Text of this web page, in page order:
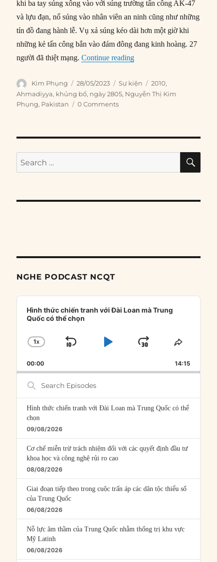
khi ba tay súng xông vào với súng trường tấn công AK-47
và lựu đạn, nổ súng vào nhân viên an ninh cũng như những
tín đồ đang hành lễ. Vụ xả súng kéo dài hơn một giờ khi
những kẻ tấn công bắn vào đám đông đang kinh hoàng. 27
người đã thiệt mạng.Continue reading“28/05/2010: Khủng bố
Author
Kim Phụng
Posted
on
28/05/2023 Categories
Sự kiện Tags
2010,
Ahmadiyya, khủng bố, ngày 2805, Nguyễn Thị Kim
Phụng, Pakistan 0 Comments
Search
for:
NGHE PODCAST NCQT
Audio
Player
Hình thức chiến tranh với Đài Loan mà Trung
Quốc có thể chọn
CHANGE
RATE
1X
SKIP
PLAYJUMP
FORWARD
SHARE
00:00 14:15
Search
Episodes
Hình thức chiến tranh với Đài Loan mà Trung Quốc có thể
chọn
09/08/2026
Cơ chế miễn trừ trách nhiệm đối với các quyết định đầu tư
khoa học và công nghệ rủi ro cao
08/08/2026
Giai đoạn tiếp theo trong cuộc trấn áp các dân tộc thiểu số
của Trung Quốc
06/08/2026
Nỗ lực âm thầm của Trung Quốc nhằm thống trị khu vực
Mỹ Latinh
06/08/2026